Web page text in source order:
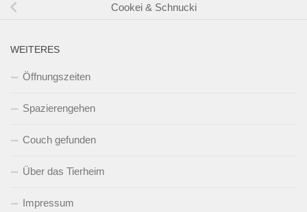
Cookei & Schnucki
WEITERES
Öffnungszeiten
Spazierengehen
Couch gefunden
Über das Tierheim
Impressum